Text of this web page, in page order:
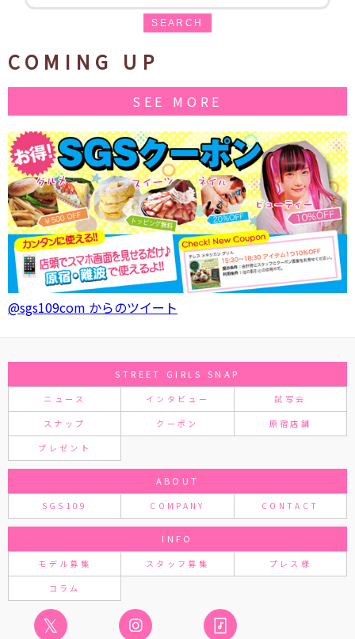
SEARCH
COMING UP
SEE MORE
@sgs109com からのツイート
STREET GIRLS SNAP
ニュース インタビュー 試写会
スナップ クーポン 原宿店舗
プレゼント
ABOUT
SGS109 COMPANY CONTACT
INFO
モデル募集 スタッフ募集 プレス様
コラム
𝕏